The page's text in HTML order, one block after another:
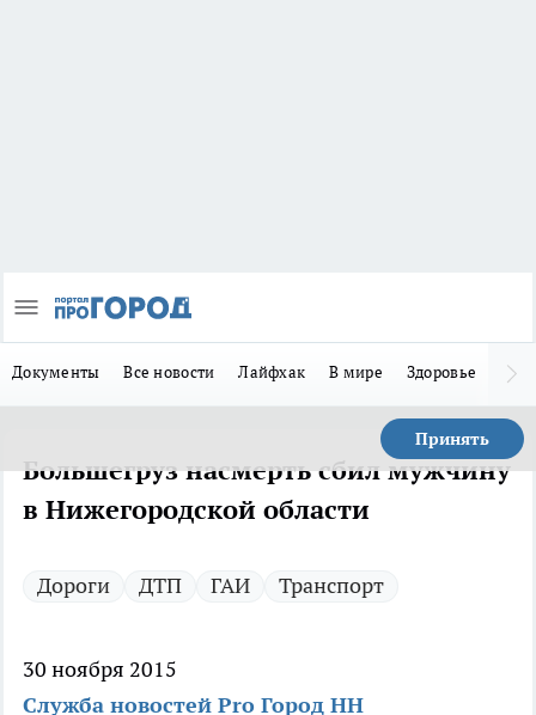
Документы Все новости Лайфхак В мире Здоровье
Принять
Большегруз насмерть сбил мужчину
в Нижегородской области
Дороги ДТП ГАИ Транспорт
30 ноября 2015
Служба новостей Pro Город НН